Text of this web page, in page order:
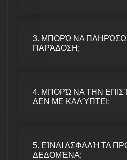
3. ΜΠΟΡΏ ΝΑ ΠΛΗΡΏΣΩ
ΠΑΡΆΔΟΣΗ;
4. ΜΠΟΡΏ ΝΑ ΤΗΝ
ΔΕΝ ΜΕ ΚΑΛΎΠΤΕΙ;
5. ΕΊΝΑΙ ΑΣΦΑΛΉ ΤΑ
ΔΕΔΟΜΈΝΑ;